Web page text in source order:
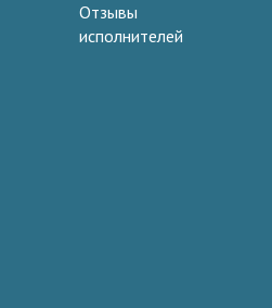
Отзывы
исполнителей